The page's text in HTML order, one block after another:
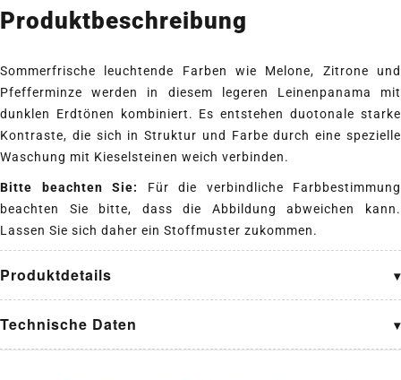
Produktbeschreibung
Sommerfrische leuchtende Farben wie Melone, Zitrone und
Pfefferminze werden in diesem legeren Leinenpanama mit
dunklen Erdtönen kombiniert. Es entstehen duotonale starke
Kontraste, die sich in Struktur und Farbe durch eine spezielle
Waschung mit Kieselsteinen weich verbinden.
Bitte beachten Sie:
Für die verbindliche Farbbestimmung
beachten Sie bitte, dass die Abbildung abweichen kann.
Lassen Sie sich daher ein Stoffmuster zukommen.
Produktdetails
Technische Daten